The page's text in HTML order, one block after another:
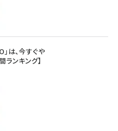
」は、今すぐや
ンキング】